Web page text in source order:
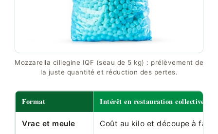
Mozzarella ciliegine IQF (seau de 5 kg) : prélèvement de
la juste quantité et réduction des pertes.
Format Intérêt en restauration collective
Vrac et meule Coût au kilo et découpe à